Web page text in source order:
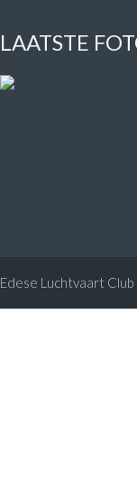
LAATSTE
Edese Luchtvaart Club